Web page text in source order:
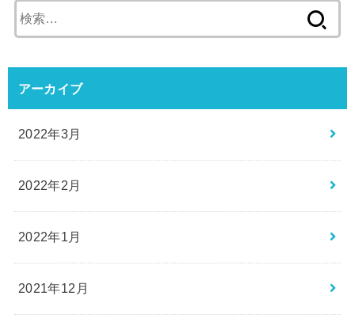
索:
アーカイブ
2022年3月
2022年2月
2022年1月
2021年12月